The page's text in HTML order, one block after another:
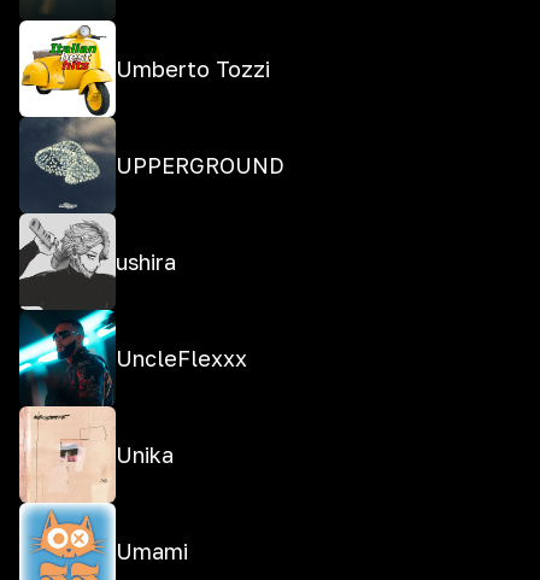
Umberto Tozzi
UPPERGROUND
ushira
UncleFlexxx
Unika
Umami